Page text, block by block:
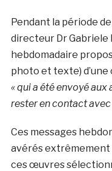
Pendant la période
directeur Dr Gabriele
hebdomadaire
photo et texte)
« qui a été envoyé
rester en contact avec
Ces messages
avérés extrêmement
ces œuvres